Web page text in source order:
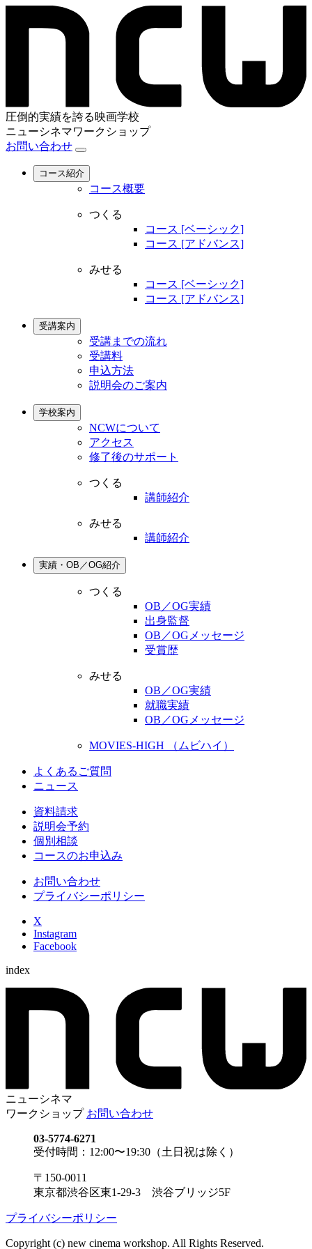
圧倒的実績を誇る映画学校
ニューシネマワークショップ
お問い合わせ
コース紹介
コース概要
つくる
コース [ベーシック]
コース [アドバンス]
みせる
コース [ベーシック]
コース [アドバンス]
受講案内
受講までの流れ
受講料
申込方法
説明会のご案内
学校案内
NCWについて
アクセス
修了後のサポート
つくる
講師紹介
みせる
講師紹介
実績・OB／OG紹介
つくる
OB／OG実績
出身監督
OB／OGメッセージ
受賞歴
みせる
OB／OG実績
就職実績
OB／OGメッセージ
MOVIES-HIGH （ムビハイ）
よくあるご質問
ニュース
資料請求
説明会予約
個別相談
コースのお申込み
お問い合わせ
プライバシーポリシー
X
Instagram
Facebook
index
ニューシネマ
ワークショップ お問い合わせ
03-5774-6271
受付時間：12:00〜19:30（土日祝は除く）
〒150-0011
東京都渋谷区東1-29-3 渋谷ブリッジ5F
プライバシーポリシー
Copyright (c) new cinema workshop. All Rights Reserved.